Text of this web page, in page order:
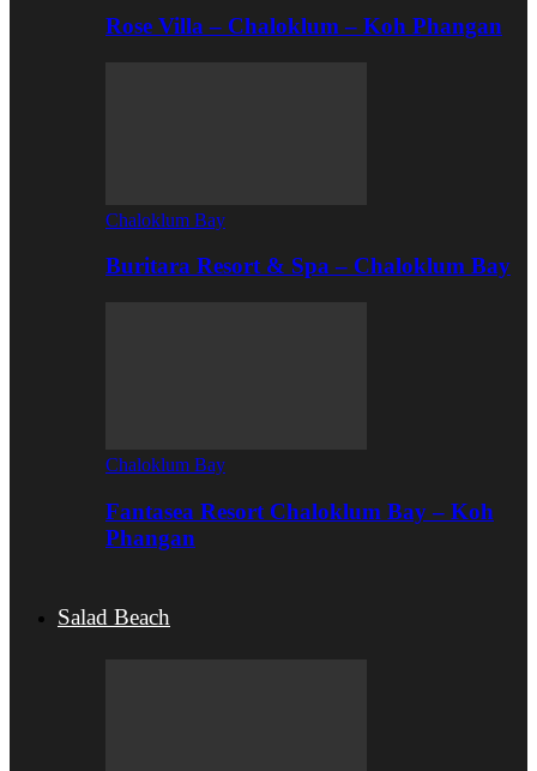
Rose Villa – Chaloklum – Koh Phangan
Chaloklum Bay
Buritara Resort & Spa – Chaloklum Bay
Chaloklum Bay
Fantasea Resort Chaloklum Bay – Koh
Phangan
Salad Beach